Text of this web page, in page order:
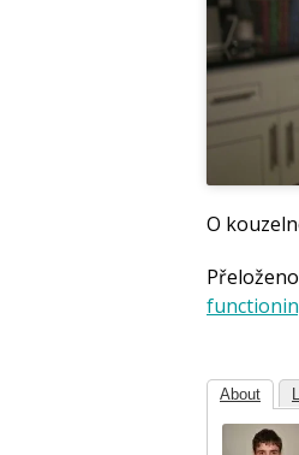
O
About